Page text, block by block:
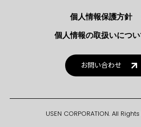
個人情報保護方針
個人情報の取扱いについ
お問い合わせ
USEN CORPORATION. All